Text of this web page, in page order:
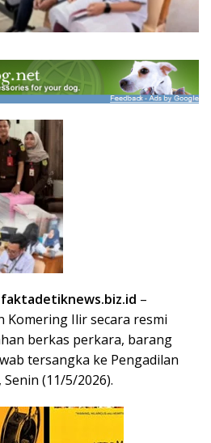
faktadetiknews.biz.id –
Komering Ilir secara resmi
berkas perkara, barang
tersangka ke Pengadilan
(11/5/2026).